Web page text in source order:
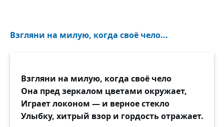
Взгляни на милую, когда своё чело...
Взгляни на милую, когда своё чело
Она пред зеркалом цветами окружает,
Играет локоном — и верное стекло
Улыбку, хитрый взор и гордость отражает.